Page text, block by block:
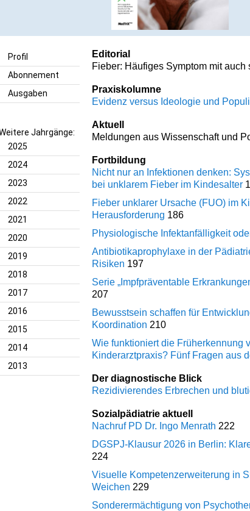
Profil
Abonnement
Ausgaben
Jahrgänge:
2025
2024
2023
2022
2021
2020
2019
2018
2017
2016
2015
2014
2013
Editorial
Fieber: Häufiges Symptom mit auch
Praxiskolumne
Evidenz versus Ideologie und
Aktuell
Meldungen aus Wissenschaft und
Fortbildung
Nicht nur an Infektionen denken:
bei unklarem Fieber im Kindesalter
Fieber unklarer Ursache (FUO) im
Herausforderung 186
Physiologische Infektanfälligkeit
Antibiotikaprophylaxe in der
Risiken 197
Serie „Impfpräventable
207
Bewusstsein schaffen für
Koordination 210
Wie funktioniert die Früherkennung
Kinderarztpraxis? Fünf Fragen aus
Der diagnostische Blick
Rezidivierendes Erbrechen und
Sozialpädiatrie aktuell
Nachruf PD Dr. Ingo Menrath 222
DGSPJ-Klausur 2026 in Berlin:
224
Visuelle Kompetenzerweiterung in
Weichen 229
Sonderermächtigung von